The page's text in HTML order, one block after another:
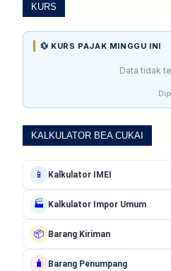
KURS
💱 KURS PAJAK MINGGU INI
Data tidak
KALKULATOR BEA CUKAI
📱 Kalkulator IMEI
🏭 Kalkulator Impor Umum
📦 Barang Kiriman
🧳 Barang Penumpang